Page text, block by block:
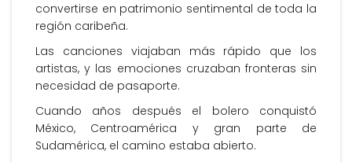
convertirse en patrimonio sentimental de toda la
región caribeña.
Las canciones viajaban más rápido que los
artistas, y las emociones cruzaban fronteras sin
necesidad de pasaporte.
Cuando años después el bolero conquistó
México, Centroamérica y gran parte de
Sudamérica, el camino estaba abierto.